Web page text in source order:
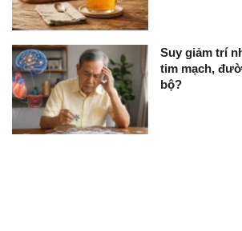
Suy giảm trí
tim mạch,
bộ?